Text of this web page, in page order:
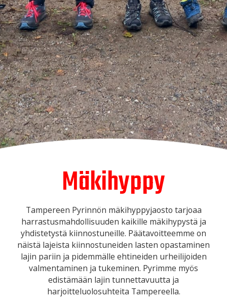
Mäkihyppy
Tampereen Pyrinnön mäkihyppyjaosto tarjoaa
harrastusmahdollisuuden kaikille mäkihypystä ja
yhdistetystä kiinnostuneille. Päätavoitteemme on
näistä lajeista kiinnostuneiden lasten opastaminen
lajin pariin ja pidemmälle ehtineiden urheilijoiden
valmentaminen ja tukeminen. Pyrimme myös
edistämään lajin tunnettavuutta ja
harjoitteluolosuhteita Tampereella.